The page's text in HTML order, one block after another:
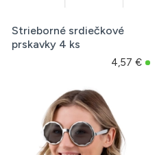
Strieborné srdiečkové
prskavky 4 ks
4,57 €